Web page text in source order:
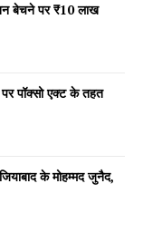
बेचने पर ₹10 लाख
पॉक्सो एक्ट के तहत
के मोहम्मद जुनैद,